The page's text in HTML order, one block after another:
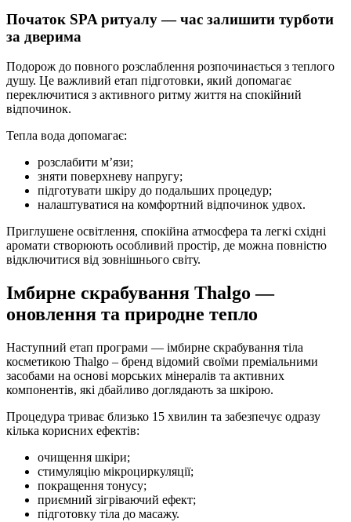
Початок SPA ритуалу — час залишити турботи
за дверима
Подорож до повного розслаблення розпочинається з теплого
душу. Це важливий етап підготовки, який допомагає
переключитися з активного ритму життя на спокійний
відпочинок.
Тепла вода допомагає:
розслабити м’язи;
зняти поверхневу напругу;
підготувати шкіру до подальших процедур;
налаштуватися на комфортний відпочинок удвох.
Приглушене освітлення, спокійна атмосфера та легкі східні
аромати створюють особливий простір, де можна повністю
відключитися від зовнішнього світу.
Імбирне скрабування Thalgo —
оновлення та природне тепло
Наступний етап програми — імбирне скрабування тіла
косметикою Thalgo – бренд відомий своїми преміальними
засобами на основі морських мінералів та активних
компонентів, які дбайливо доглядають за шкірою.
Процедура триває близько 15 хвилин та забезпечує одразу
кілька корисних ефектів:
очищення шкіри;
стимуляцію мікроциркуляції;
покращення тонусу;
приємний зігріваючий ефект;
підготовку тіла до масажу.